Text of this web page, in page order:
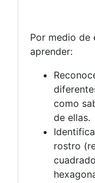
Por medio de
aprender:
como
de ellas.
rostro